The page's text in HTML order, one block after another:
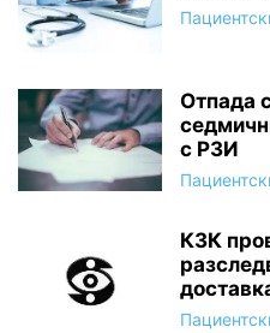
Отпада
с РЗИ
КЗК